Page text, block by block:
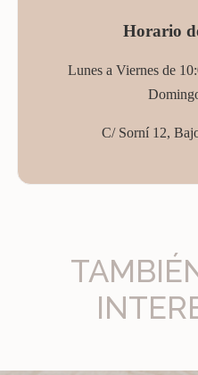
Horario
Lunes a Viernes de
C/ Sorní 12,